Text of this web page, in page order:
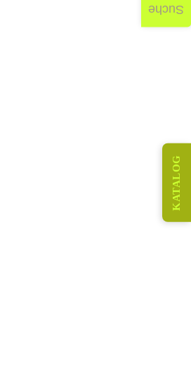
KATALOG
Suche